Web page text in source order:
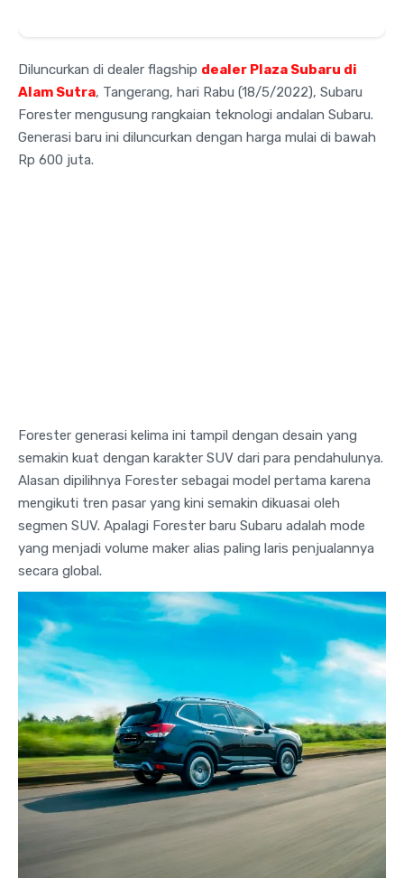
Diluncurkan di dealer flagship dealer Plaza Subaru di
Alam Sutra, Tangerang, hari Rabu (18/5/2022), Subaru
Forester mengusung rangkaian teknologi andalan Subaru.
Generasi baru ini diluncurkan dengan harga mulai di bawah
Rp 600 juta.
Forester generasi kelima ini tampil dengan desain yang
semakin kuat dengan karakter SUV dari para pendahulunya.
Alasan dipilihnya Forester sebagai model pertama karena
mengikuti tren pasar yang kini semakin dikuasai oleh
segmen SUV. Apalagi Forester baru Subaru adalah mode
yang menjadi volume maker alias paling laris penjualannya
secara global.